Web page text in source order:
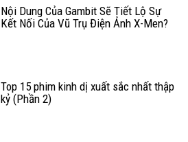
Nội Dung Của Gambit Sẽ Tiết Lộ Sự
Kết Nối Của Vũ Trụ Điện Ảnh X-Men?
Top 15 phim kinh dị xuất sắc nhất thập
kỷ (Phần 2)